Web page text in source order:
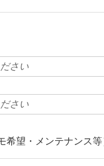
希望・メンテナンス等